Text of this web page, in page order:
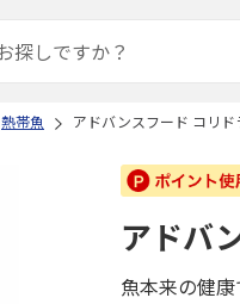
熱帯魚 アドバンスフード コリ
アドバ
魚本来の健